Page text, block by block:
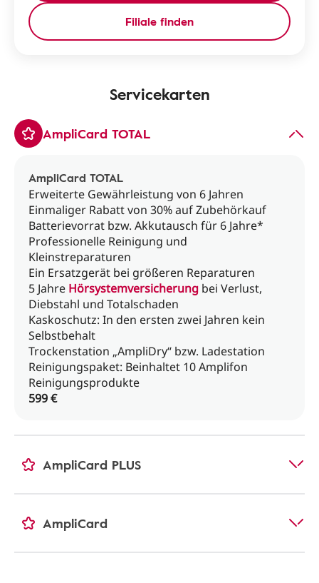
Filiale finden
Servicekarten
AmpliCard TOTAL
AmpliCard TOTAL
Erweiterte Gewährleistung von 6 Jahren
Einmaliger Rabatt von 30% auf Zubehörkauf
Batterievorrat bzw. Akkutausch für 6 Jahre*
Professionelle Reinigung und
Kleinstreparaturen
Ein Ersatzgerät bei größeren Reparaturen
5 Jahre Hörsystemversicherung bei Verlust,
Diebstahl und Totalschaden
Kaskoschutz: In den ersten zwei Jahren kein
Selbstbehalt
Trockenstation „AmpliDry“ bzw. Ladestation
Reinigungspaket: Beinhaltet 10 Amplifon
Reinigungsprodukte
599 €
AmpliCard PLUS
AmpliCard